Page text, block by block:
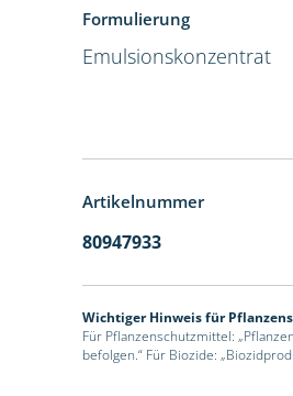
Formulierung
Emulsionskonzentrat
Artikelnummer
80947933
Wichtiger Hinweis für
Für Pflanzenschutzmittel:
befolgen.“ Für Biozide: